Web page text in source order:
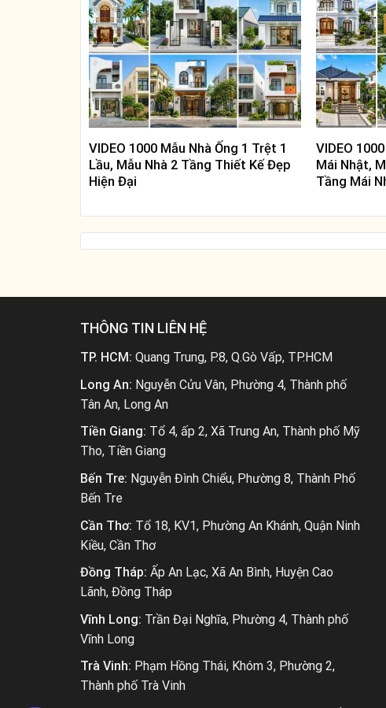
VIDEO 1000 Mẫu Nhà Ống 1 Trệt 1
Lầu, Mẫu Nhà 2 Tầng Thiết Kế Đẹp
Hiện Đại
VIDEO
Mái Nhật,
Tầng Mái
THÔNG TIN LIÊN HỆ
TP. HCM: Quang Trung, P.8, Q.Gò Vấp, TP.HCM
Long An: Nguyễn Cửu Vân, Phường 4, Thành phố
Tân An, Long An
Tiền Giang: Tổ 4, ấp 2, Xã Trung An, Thành phố Mỹ
Tho, Tiền Giang
Bến Tre: Nguyễn Đình Chiểu, Phường 8, Thành Phố
Bến Tre
Cần Thơ: Tổ 18, KV1, Phường An Khánh, Quận Ninh
Kiều, Cần Thơ
Đồng Tháp: Ấp An Lạc, Xã An Bình, Huyện Cao
Lãnh, Đồng Tháp
Vĩnh Long: Trần Đại Nghĩa, Phường 4, Thành phố
Vĩnh Long
Trà Vinh: Phạm Hồng Thái, Khóm 3, Phường 2,
Thành phố Trà Vinh